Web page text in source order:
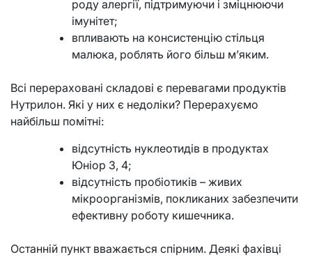
роду алергії, підтримуючи і зміцнюючи
імунітет;
впливають на консистенцію стільця
малюка, роблять його більш м’яким.
Всі перераховані складові є перевагами продуктів
Нутрилон. Які у них є недоліки? Перерахуємо
найбільш помітні:
відсутність нуклеотидів в продуктах
Юніор 3, 4;
відсутність пробіотиків – живих
мікроорганізмів, покликаних забезпечити
ефективну роботу кишечника.
Останній пункт вважається спірним. Деякі фахівці